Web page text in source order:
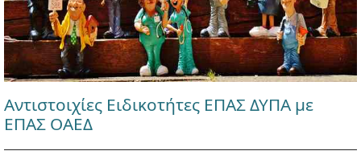
Αντιστοιχίες Ειδικοτήτες ΕΠΑΣ ΔΥΠΑ με
ΕΠΑΣ ΟΑΕΔ